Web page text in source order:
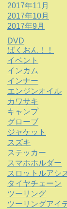
2017年11月
2017年10月
2017年9月
DVD
ばくおん！！
イベント
インカム
インナー
エンジンオイル
カワサキ
キャンプ
グローブ
ジャケット
スズキ
ステッカー
スマホホルダー
スロットルアシ
タイヤチェーン
ツーリング
ツーリングアイ